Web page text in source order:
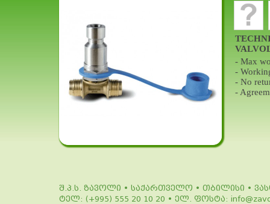
- Max
-
- No
-
შ.პ.ს. ზავოლი • საქართველო • თბილისი •
ტელ: (+995) 555 20 10 20 • ელ. ფოსტა: